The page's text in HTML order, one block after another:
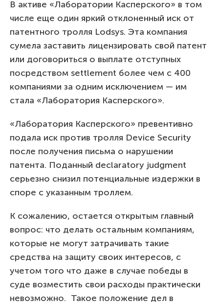
В активе «Лаборатории Касперского» в том
числе еще один яркий отклоненный иск от
патентного тролля Lodsys. Эта компания
сумела заставить лицензировать свой патент
или договориться о выплате отступных
посредством settlement более чем с 400
компаниями за одним исключением — им
стала «Лаборатория Касперского».
«Лаборатория Касперского» превентивно
подала иск против тролля Device Security
после получения письма о нарушении
патента. Поданный declaratory judgment
серьезно снизил потенциальные издержки в
споре с указанным троллем.
К сожалению, остается открытым главный
вопрос: что делать остальным компаниям,
которые не могут затрачивать такие
средства на защиту своих интересов, с
учетом того что даже в случае победы в
суде возместить свои расходы практически
невозможно. Такое положение дел в